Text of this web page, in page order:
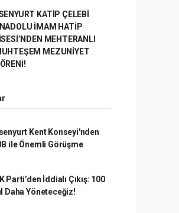
KATİP ÇELEBİ
İMAM HATİP
MEHTERANLI
MEZUNİYET
Kent Konseyi'nden
ile Önemli Görüşme
Parti’den İddialı Çıkış: 100
Daha Yöneteceğiz!